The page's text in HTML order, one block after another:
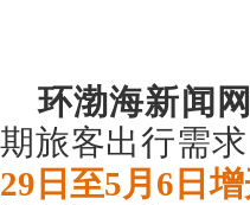
环渤海新闻
期旅客出行需
29日至5月6日